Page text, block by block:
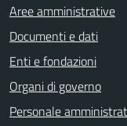
Aree amministrative
Documenti e dati
Enti e fondazioni
Organi di governo
Personale